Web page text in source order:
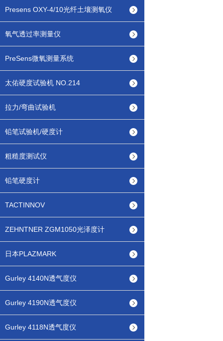
Presens OXY-4/10光纤土壤测氧仪
氧气透过率测量仪
PreSens微氧测量系统
太佑硬度试验机 NO.214
拉力/弯曲试验机
铅笔试验机/硬度计
粗糙度测试仪
铅笔硬度计
TACTINNOV
ZEHNTNER ZGM1050光泽度计
日本PLAZMARK
Gurley 4140N透气度仪
Gurley 4190N透气度仪
Gurley 4118N透气度仪